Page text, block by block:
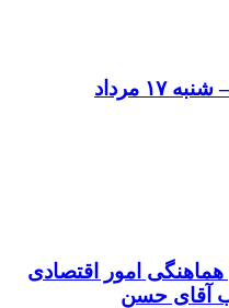
مرداد
هماهنگی امور اقتصادی
آقای حسن